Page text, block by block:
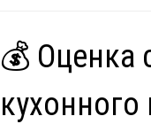
💰 Оценка
кухонного